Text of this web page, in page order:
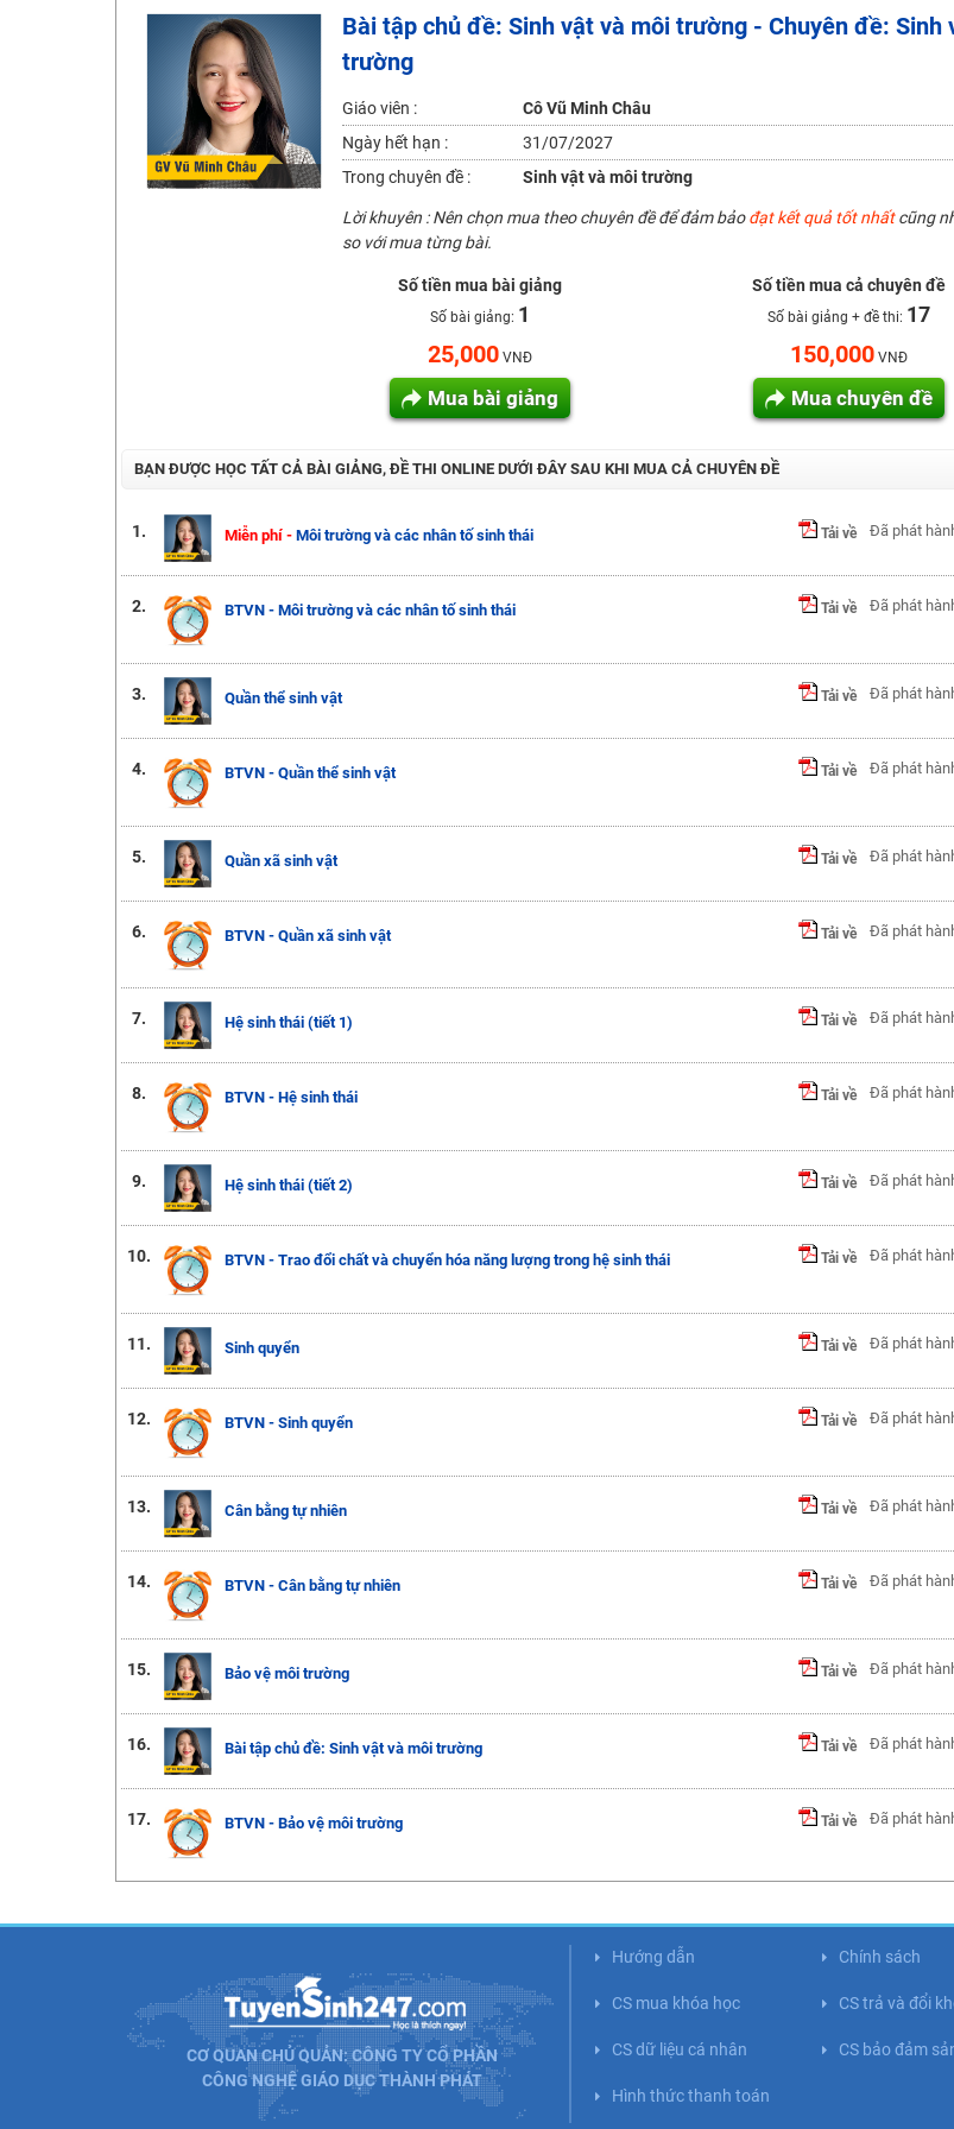
Học online lớp 2 với thầy cô giáo giỏi, nổi tiếng
2K6! Lộ Trình Sun 2024 - Ba bước luyện thi TN THPT - ĐH ít nhất 25 điểm
Hot! Lễ hội đồng giá 449K - 499K toàn bộ khoá học tại Tuyensinh247 (Từ 16-18/07/2025)
Khuyến Mãi Khoá Học 1K Chỉ Từ 11-13/09/2024
Đồng giá khóa học 499K - 399K (13/11-15/11)
Khai giảng khóa Ngữ văn 7 - xây nền vững chắc cho tương lai!
Luyện thi vào lớp 10 môn Toán, Văn, Hóa, Anh, Lý với giáo viên giỏi và nổi tiếng
Bài tập chủ đề: Sinh vật và môi trường - Chuyên đề: Sinh
trường
Giáo viên :
Cô Vũ Minh Châu
Ngày hết hạn :
31/07/2027
Trong chuyên đề :
Sinh vật và môi trường
Lời khuyên : Nên chọn mua theo chuyên đề để đảm bảođạt kết quả tốt nhấtcũng
so với mua từng bài.
Số tiền mua bài giảng
Số bài giảng: 1
25,000VNĐ
Mua bài giảng
Số tiền mua cả chuyên đề
Số bài giảng + đề thi: 17
150,000 VNĐ
Mua chuyên đề
BẠN ĐƯỢC HỌC TẤT CẢ BÀI GIẢNG, ĐỀ THI ONLINE DƯỚI ĐÂY SAU KHI MUA CẢ CHUYÊN ĐỀ
1. Miễn phí - Môi trường và các nhân tố sinh thái Tải về Đã phát
2. BTVN - Môi trường và các nhân tố sinh thái Tải về Đã phát
3. Quần thể sinh vật Tải về Đã phát
4. BTVN - Quần thể sinh vật Tải về Đã phát
5. Quần xã sinh vật Tải về Đã phát
6. BTVN - Quần xã sinh vật Tải về Đã phát
7. Hệ sinh thái (tiết 1) Tải về Đã phát
8. BTVN - Hệ sinh thái Tải về Đã phát
9. Hệ sinh thái (tiết 2) Tải về Đã phát
10. BTVN - Trao đổi chất và chuyển hóa năng lượng trong hệ sinh thái Tải về Đã phát
11. Sinh quyển Tải về Đã phát
12. BTVN - Sinh quyển Tải về Đã phát
13. Cân bằng tự nhiên Tải về Đã phát
14. BTVN - Cân bằng tự nhiên Tải về Đã phát
15. Bảo vệ môi trường Tải về Đã phát
16. Bài tập chủ đề: Sinh vật và môi trường Tải về Đã phát
17. BTVN - Bảo vệ môi trường Tải về Đã phát
CƠ QUAN CHỦ QUẢN: CÔNG TY CỔ PHẦN
CÔNG NGHỆ GIÁO DỤC THÀNH PHÁT
Hướng dẫn Chính sách
CS mua khóa học CS trả và đổi
CS dữ liệu cá nhân CS bảo đảm
Hình thức thanh toán